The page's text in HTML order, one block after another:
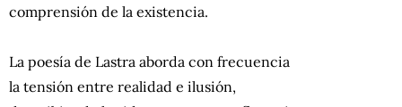
comprensión de la existencia.
La poesía de Lastra aborda con frecuencia
la tensión entre realidad e ilusión,